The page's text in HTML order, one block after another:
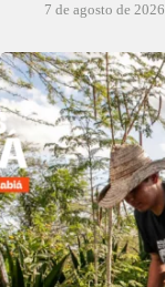
7 de agosto de 2026